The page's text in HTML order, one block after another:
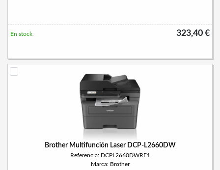
323,40 €
En stock
Brother Multifunción Laser DCP-L2660DW
Referencia: DCPL2660DWRE1
Marca: Brother